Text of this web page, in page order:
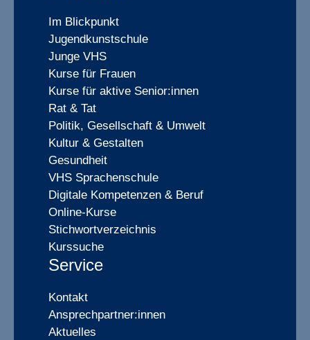
Im Blickpunkt
Jugendkunstschule
Junge VHS
Kurse für Frauen
Kurse für aktive Senior:innen
Rat & Tat
Politik, Gesellschaft & Umwelt
Kultur & Gestalten
Gesundheit
VHS Sprachenschule
Digitale Kompetenzen & Beruf
Online-Kurse
Stichwortverzeichnis
Kurssuche
Service
Kontakt
Ansprechpartner:innen
Aktuelles